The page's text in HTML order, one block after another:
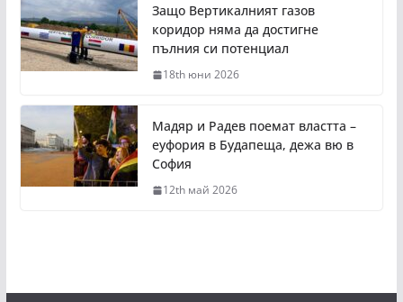
Защо Вертикалният газов
коридор няма да достигне
пълния си потенциал
18th юни 2026
Мадяр и Радев поемат властта –
еуфория в Будапеща, дежа вю в
София
12th май 2026